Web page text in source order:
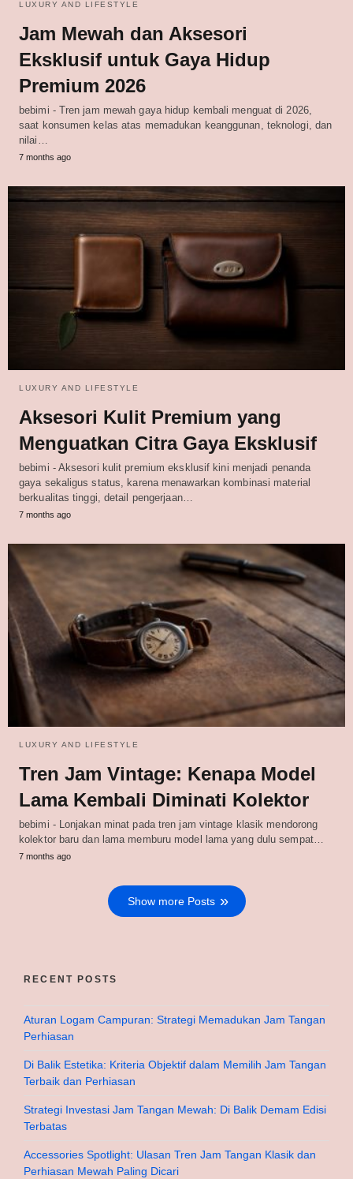
LUXURY AND LIFESTYLE
Jam Mewah dan Aksesori
Eksklusif untuk Gaya Hidup
Premium 2026
bebimi - Tren jam mewah gaya hidup kembali menguat di 2026,
saat konsumen kelas atas memadukan keanggunan, teknologi, dan
nilai…
7 months ago
LUXURY AND LIFESTYLE
Aksesori Kulit Premium yang
Menguatkan Citra Gaya Eksklusif
bebimi - Aksesori kulit premium eksklusif kini menjadi penanda
gaya sekaligus status, karena menawarkan kombinasi material
berkualitas tinggi, detail pengerjaan…
7 months ago
LUXURY AND LIFESTYLE
Tren Jam Vintage: Kenapa Model
Lama Kembali Diminati Kolektor
bebimi - Lonjakan minat pada tren jam vintage klasik mendorong
kolektor baru dan lama memburu model lama yang dulu sempat…
7 months ago
Show more Posts
RECENT POSTS
Aturan Logam Campuran: Strategi Memadukan Jam Tangan
Perhiasan
Di Balik Estetika: Kriteria Objektif dalam Memilih Jam Tangan
Terbaik dan Perhiasan
Strategi Investasi Jam Tangan Mewah: Di Balik Demam Edisi
Terbatas
Accessories Spotlight: Ulasan Tren Jam Tangan Klasik dan
Perhiasan Mewah Paling Dicari